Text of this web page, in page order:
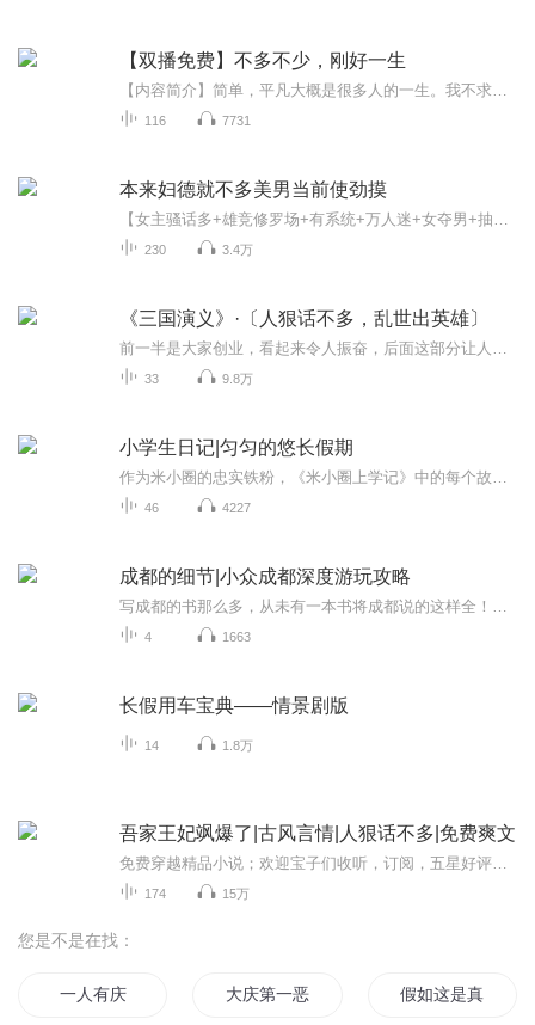
【双播免费】不多不少，刚好一生
116 7731
本来妇德就不多美男当前使劲摸
230 3.4万
《三国演义》·〔人狠话不多，乱世出英雄〕
33 9.8万
小学生日记|匀匀的悠长假期
46 4227
成都的细节|小众成都深度游玩攻略
4 1663
长假用车宝典——情景剧版
14 1.8万
吾家王妃飒爆了|古风言情|人狠话不多|免费爽文
174 15万
您是不是在找：
一人有庆 大庆第一恶 假如这是真的